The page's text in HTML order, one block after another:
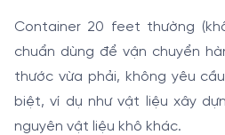
Container 20 feet thường
chuẩn dùng để vận chuyển
thước vừa phải, không yêu
biệt, ví dụ như vật liệu xây
nguyên vật liệu khô khác.